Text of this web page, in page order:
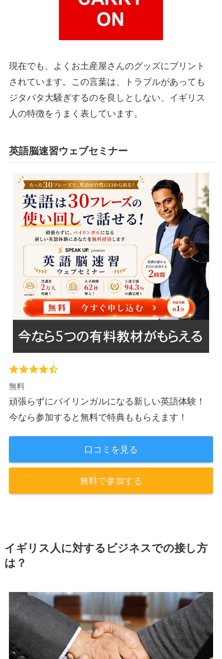
現在でも、よくお土産屋さんのグッズにプリント
されています。この言葉は、トラブルがあっても
ジタバタ大騒ぎするのを良しとしない、イギリス
人の特徴をうまく表しています。
英語脳速習ウェブセミナー
無料
頑張らずにバイリンガルになる新しい英語体験！
今なら参加すると無料で特典ももらえます！
口コミを見る
無料で参加する
イギリス人に対するビジネスでの接し方
は？